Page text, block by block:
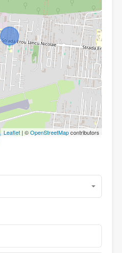
Leaflet | ©OpenStreetMapcontributors